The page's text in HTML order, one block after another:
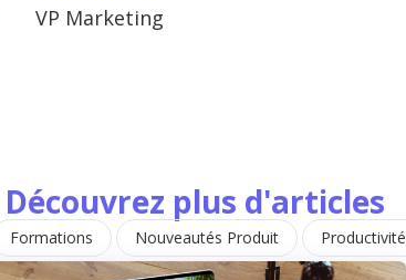
VP Marketing
Découvrez plus d'articles
Formations Nouveautés Produit Productivité